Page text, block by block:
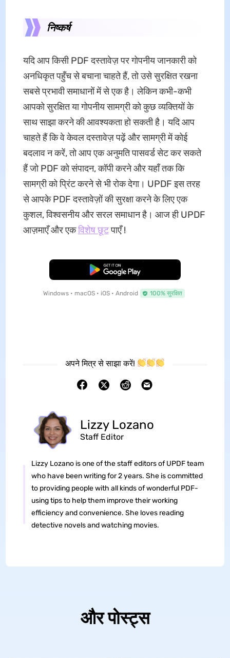
निष्कर्ष
यदि आप किसी PDF दस्तावेज़ पर गोपनीय जानकारी को
अनधिकृत पहुँच से बचाना चाहते हैं, तो उसे सुरक्षित रखना
सबसे प्रभावी समाधानों में से एक है। लेकिन कभी-कभी
आपको सुरक्षित या गोपनीय सामग्री को कुछ व्यक्तियों के
साथ साझा करने की आवश्यकता हो सकती है। यदि आप
चाहते हैं कि वे केवल दस्तावेज़ पढ़ें और सामग्री में कोई
बदलाव न करें, तो आप एक अनुमति पासवर्ड सेट कर सकते
हैं जो PDF को संपादन, कॉपी करने और यहाँ तक कि
सामग्री को प्रिंट करने से भी रोक देगा। UPDF इस तरह
से आपके PDF दस्तावेज़ों की सुरक्षा करने के लिए एक
कुशल, विश्वसनीय और सरल समाधान है। आज ही UPDF
आज़माएँ और एकविशेष छूटपाएँ !
मुफ्त डाउनलोड
Windows • macOS • iOS • Android 100% सुरक्षित
अपने मित्र से साझा करें!
Lizzy Lozano
Staff Editor
Lizzy Lozano is one of the staff editors of UPDF team
who have been writing for 2 years. She is committed
to providing people with all kinds of wonderful PDF-
using tips to help them improve their working
efficiency and convenience. She loves reading
detective novels and watching movies.
और पोस्ट्स